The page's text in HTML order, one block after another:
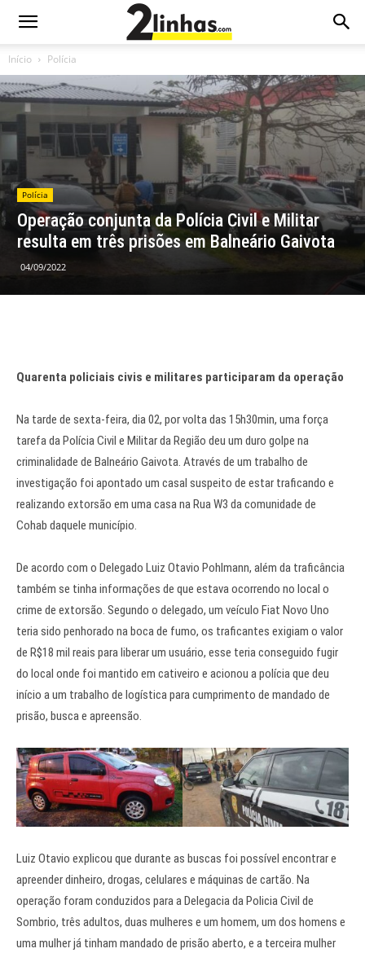
Início Polícia
Polícia
Operação conjunta da Polícia Civil e Militar
resulta em três prisões em Balneário Gaivota
04/09/2022
Quarenta policiais civis e militares participaram da operação
Na tarde de sexta-feira, dia 02, por volta das 15h30min, uma força
tarefa da Polícia Civil e Militar da Região deu um duro golpe na
criminalidade de Balneário Gaivota. Através de um trabalho de
investigação foi apontado um casal suspeito de estar traficando e
realizando extorsão em uma casa na Rua W3 da comunidade de
Cohab daquele município.
De acordo com o Delegado Luiz Otavio Pohlmann, além da traficância
também se tinha informações de que estava ocorrendo no local o
crime de extorsão. Segundo o delegado, um veículo Fiat Novo Uno
teria sido penhorado na boca de fumo, os traficantes exigiam o valor
de R$18 mil reais para liberar um usuário, esse teria conseguido fugir
do local onde foi mantido em cativeiro e acionou a polícia que deu
início a um trabalho de logística para cumprimento de mandado de
prisão, busca e apreensão.
Luiz Otavio explicou que durante as buscas foi possível encontrar e
apreender dinheiro, drogas, celulares e máquinas de cartão. Na
operação foram conduzidos para a Delegacia da Policia Civil de
Sombrio, três adultos, duas mulheres e um homem, um dos homens e
uma mulher já tinham mandado de prisão aberto, e a terceira mulher